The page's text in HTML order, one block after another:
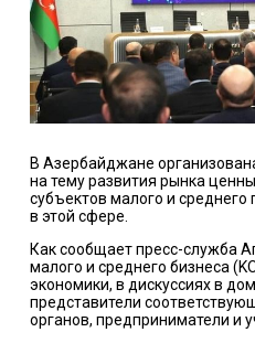
В Азербайджане
на тему развития рынка
субъектов малого и
в этой сфере.
Как сообщает пресс-служба
малого и среднего бизнеса
экономики, в дискуссиях в
представители
органов, предприниматели и